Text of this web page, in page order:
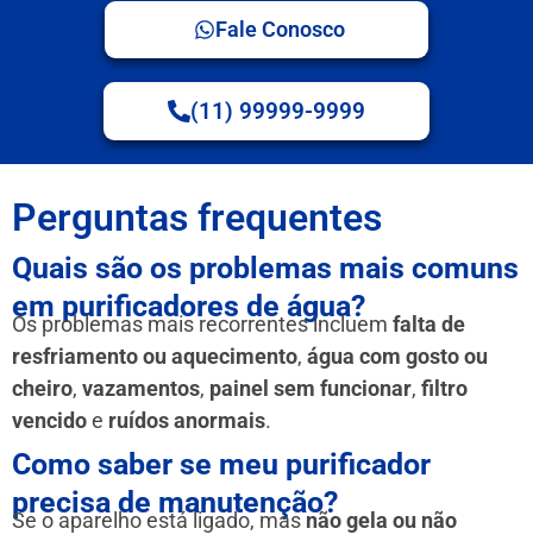
Fale Conosco
(11) 99999-9999
Perguntas frequentes
Quais são os problemas mais comuns
em purificadores de água?
Os problemas mais recorrentes incluem falta de
resfriamento ou aquecimento, água com gosto ou
cheiro, vazamentos, painel sem funcionar, filtro
vencidoe ruídos anormais.
Como saber se meu purificador
precisa de manutenção?
Se o aparelho está ligado, masnão gela ou não